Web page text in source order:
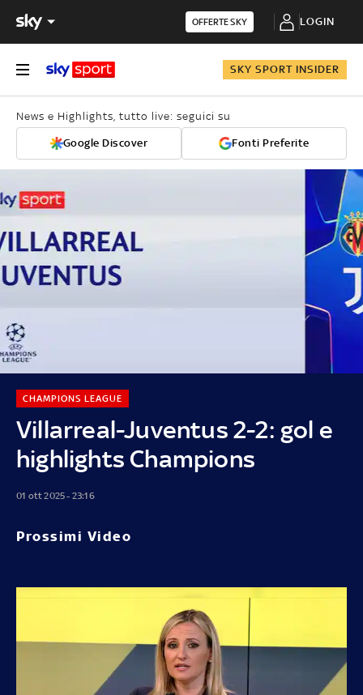
OFFERTE SKY LOGIN
SKY SPORT INSIDER
News e Highlights, tutto live: seguici su
Google Discover Fonti Preferite
Villarreal-Juventus 2-2: gol e
highlights Champions
CHAMPIONS LEAGUE
01 ott 2025 - 23:16
Prossimi Video